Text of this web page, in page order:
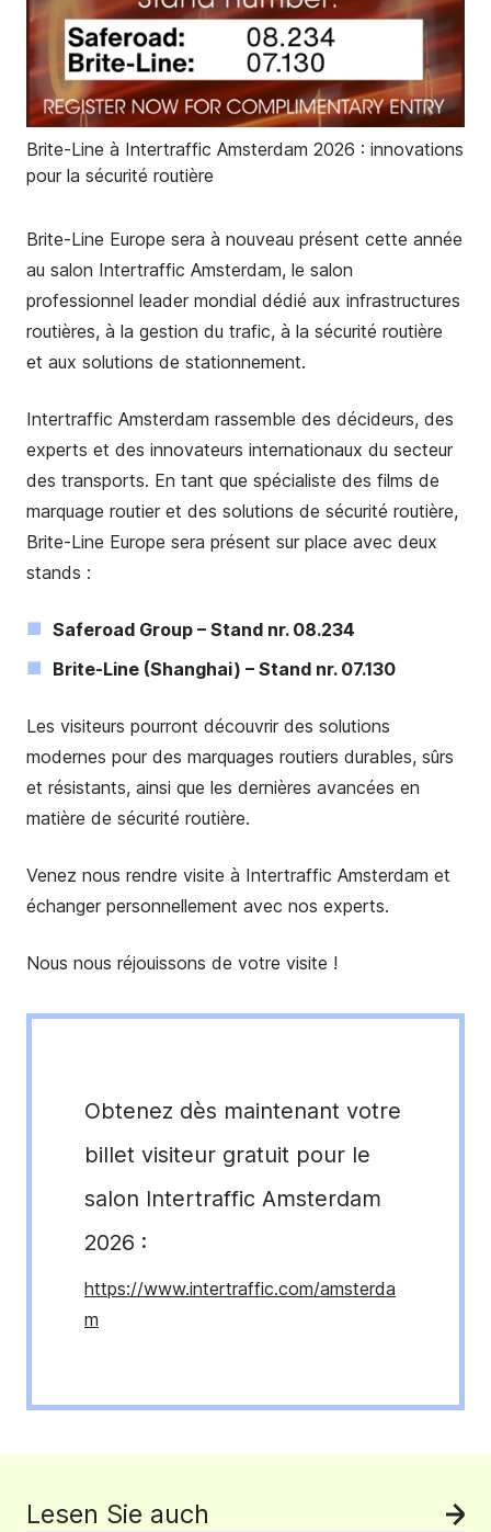
Brite-Line à Intertraffic Amsterdam 2026 : innovations
pour la sécurité routière
Brite-Line Europe sera à nouveau présent cette année
au salon Intertraffic Amsterdam, le salon
professionnel leader mondial dédié aux infrastructures
routières, à la gestion du trafic, à la sécurité routière
et aux solutions de stationnement.
Intertraffic Amsterdam rassemble des décideurs, des
experts et des innovateurs internationaux du secteur
des transports. En tant que spécialiste des films de
marquage routier et des solutions de sécurité routière,
Brite-Line Europe sera présent sur place avec deux
stands :
Saferoad Group – Stand nr. 08.234
Brite-Line (Shanghai) – Stand nr. 07.130
Les visiteurs pourront découvrir des solutions
modernes pour des marquages routiers durables, sûrs
et résistants, ainsi que les dernières avancées en
matière de sécurité routière.
Venez nous rendre visite à Intertraffic Amsterdam et
échanger personnellement avec nos experts.
Nous nous réjouissons de votre visite !
Obtenez dès maintenant votre
billet visiteur gratuit pour le
salon Intertraffic Amsterdam
2026 :
https://www.intertraffic.com/amsterda
m
Lesen Sie auch